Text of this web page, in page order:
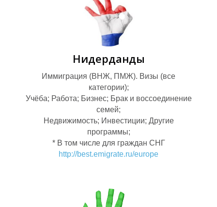
М
Ц
Нидерданды
Иммиграция (ВНЖ, ПМЖ). Визы (все
категории);
Учёба; Работа; Бизнес; Брак и воссоединение
семей;
Недвижимость; Инвестиции; Другие
программы;
* В том числе для граждан СНГ
http://best.emigrate.ru/europe